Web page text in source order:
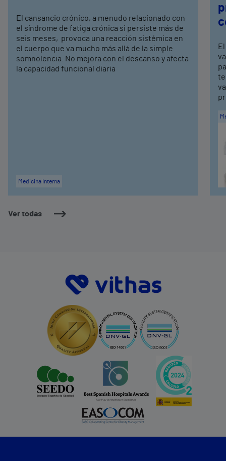
Ver todas
El cansancio crónico, a menudo relacionado con
el síndrome de fatiga crónica si persiste más de
seis meses, provoca una reacción sistémica en
el cuerpo que va mucho más allá de la simple
somnolencia. No mejora con el descanso y afecta
la capacidad funcional diaria
Medicina Interna